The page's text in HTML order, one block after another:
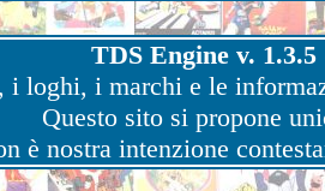
TDS Engine v.
i loghi, i marchi e le
Questo sito si propone
è nostra intenzione